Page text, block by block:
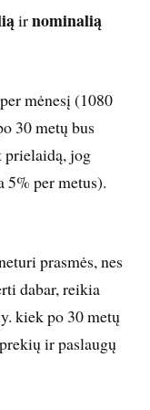
irnominalią
mėnesį (1080
30 metų bus
prielaidą, jog
5% per metus).
prasmės, nes
dabar, reikia
kiek po 30 metų
ir paslaugų